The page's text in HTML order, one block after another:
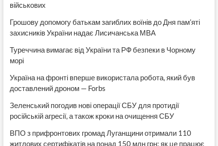
військових
Грошову допомогу батькам загиблих воїнів до Дня пам’яті
захисників України надає Лисичанська МВА
Туреччина вимагає від України та РФ безпеки в Чорному
морі
Україна на фронті вперше використала робота, який був
доставлений дроном — Forbs
Зеленський погодив нові операції СБУ для протидії
російській агресії, а також кроки на очищення СБУ
ВПО з прифронтових громад Луганщини отримали 110
житлових сертифікатів на понад 150 млн грн: як це працює